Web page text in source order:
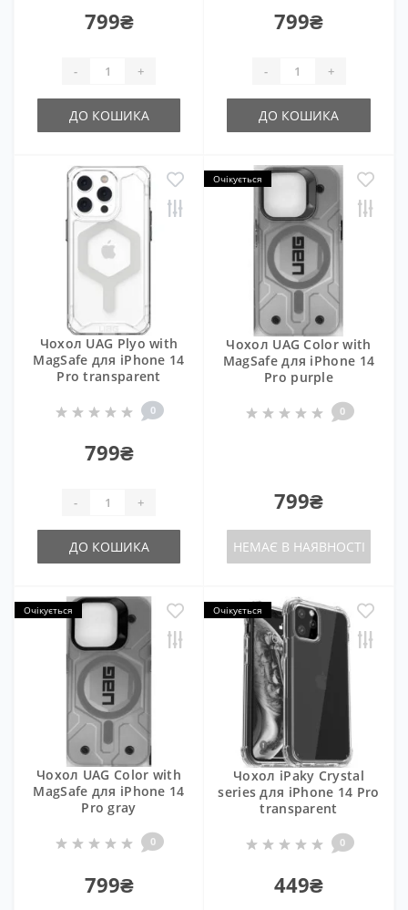
799₴
- +
ДО КОШИКА
799₴
- +
ДО КОШИКА
Чохол UAG Plyo with
MagSafe для iPhone 14
Pro transparent
0
799₴
- +
ДО КОШИКА
Очікується
Чохол UAG Color with
MagSafe для iPhone 14
Pro purple
0
799₴
НЕМАЄ В НАЯВНОСТІ
Очікується
Чохол UAG Color with
MagSafe для iPhone 14
Pro gray
0
799₴
Очікується
Чохол iPaky Crystal
series для iPhone 14 Pro
transparent
0
449₴